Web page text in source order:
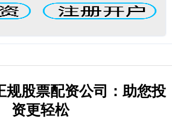
规股票配资公司：助您投
资更轻松